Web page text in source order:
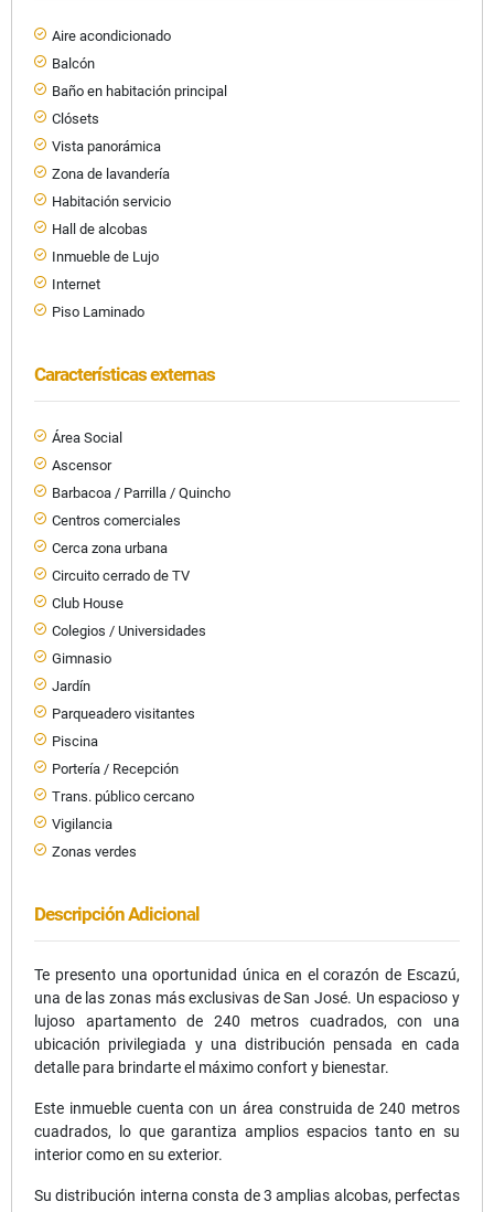
Aire acondicionado
Balcón
Baño en habitación principal
Clósets
Vista panorámica
Zona de lavandería
Habitación servicio
Hall de alcobas
Inmueble de Lujo
Internet
Piso Laminado
Características externas
Área Social
Ascensor
Barbacoa / Parrilla / Quincho
Centros comerciales
Cerca zona urbana
Circuito cerrado de TV
Club House
Colegios / Universidades
Gimnasio
Jardín
Parqueadero visitantes
Piscina
Portería / Recepción
Trans. público cercano
Vigilancia
Zonas verdes
Descripción Adicional
Te presento una oportunidad única en el corazón de Escazú,
una de las zonas más exclusivas de San José. Un espacioso y
lujoso apartamento de 240 metros cuadrados, con una
ubicación privilegiada y una distribución pensada en cada
detalle para brindarte el máximo confort y bienestar.
Este inmueble cuenta con un área construida de 240 metros
cuadrados, lo que garantiza amplios espacios tanto en su
interior como en su exterior.
Su distribución interna consta de 3 amplias alcobas, perfectas